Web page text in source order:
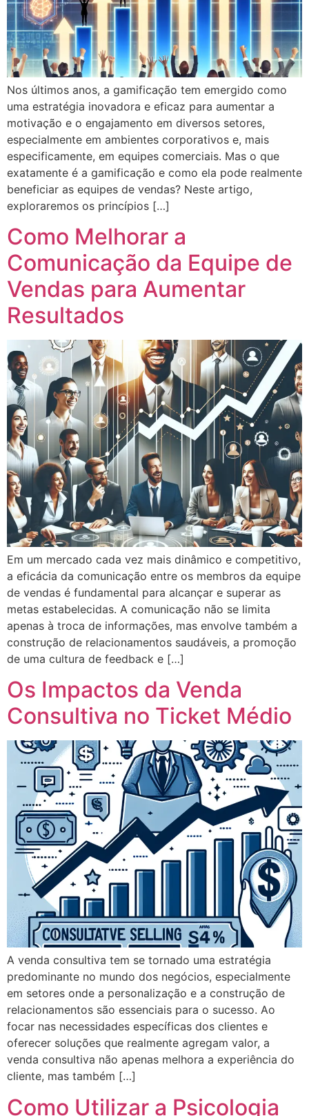
Nos últimos anos, a gamificação tem emergido como
uma estratégia inovadora e eficaz para aumentar a
motivação e o engajamento em diversos setores,
especialmente em ambientes corporativos e, mais
especificamente, em equipes comerciais. Mas o que
exatamente é a gamificação e como ela pode realmente
beneficiar as equipes de vendas? Neste artigo,
exploraremos os princípios […]
Como Melhorar a
Comunicação da Equipe de
Vendas para Aumentar
Resultados
Em um mercado cada vez mais dinâmico e competitivo,
a eficácia da comunicação entre os membros da equipe
de vendas é fundamental para alcançar e superar as
metas estabelecidas. A comunicação não se limita
apenas à troca de informações, mas envolve também a
construção de relacionamentos saudáveis, a promoção
de uma cultura de feedback e […]
Os Impactos da Venda
Consultiva no Ticket Médio
A venda consultiva tem se tornado uma estratégia
predominante no mundo dos negócios, especialmente
em setores onde a personalização e a construção de
relacionamentos são essenciais para o sucesso. Ao
focar nas necessidades específicas dos clientes e
oferecer soluções que realmente agregam valor, a
venda consultiva não apenas melhora a experiência do
cliente, mas também […]
Como Utilizar a Psicologia